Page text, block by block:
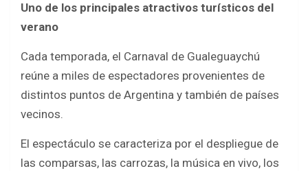
Uno de los principales atractivos turísticos del
verano
Cada temporada, el Carnaval de Gualeguaychú
reúne a miles de espectadores provenientes de
distintos puntos de Argentina y también de países
vecinos.
El espectáculo se caracteriza por el despliegue de
las comparsas, las carrozas, la música en vivo, los